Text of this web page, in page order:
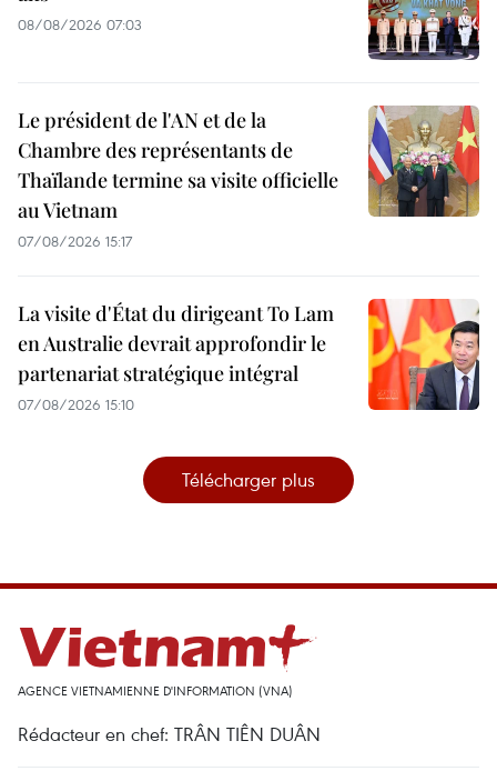
08/08/2026 07:03
Le président de l'AN et de la
Chambre des représentants de
Thaïlande termine sa visite officielle
au Vietnam
07/08/2026 15:17
La visite d'État du dirigeant To Lam
en Australie devrait approfondir le
partenariat stratégique intégral
07/08/2026 15:10
Télécharger plus
AGENCE VIETNAMIENNE D'INFORMATION (VNA)
Rédacteur en chef: TRÂN TIÊN DUÂN